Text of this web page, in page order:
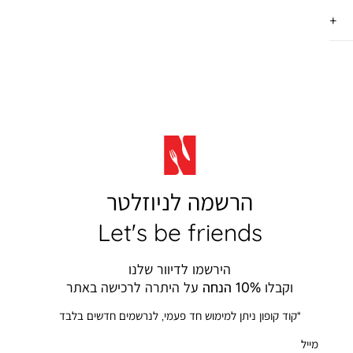
הרשמה לניוזלטר
Let's be friends
הירשמו לדיוור שלנו
וקבלו 10% הנחה על היתרה לרכישה באתר
*קוד קופון ניתן למימוש חד פעמי, לנרשמים חדשים בלבד
מייל